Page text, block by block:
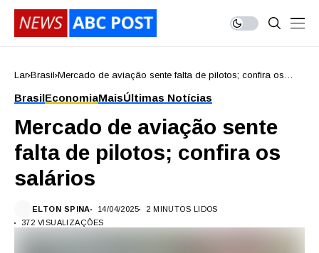
Lar Brasil Mercado de aviação sente falta de pilotos; confira os
BrasilEconomiaMaisÚltimas Notícias
Mercado de aviação sente
falta de pilotos; confira os
salários
ELTON SPINA 14/04/2025
2 MINUTOS LIDOS
372 VISUALIZAÇÕES